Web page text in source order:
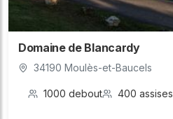
Domaine de Blancardy
34190 Moulès-et-Baucels
1000 debout 400 assises